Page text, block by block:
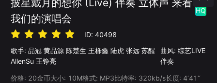
披星戴月的想你 (Live) 伴奏 立体声 来看
我们的演唱会
HQ
ID:40498
歌手: 品冠 黄品源 陈楚生 王栎鑫 陆虎 张远 苏醒
AllenSu 王铮亮
曲风: 综艺LIVE
伴奏
价格: 20金币大小: 10M格式: MP3比特率: 320kb/s长度: 4‘41’‘